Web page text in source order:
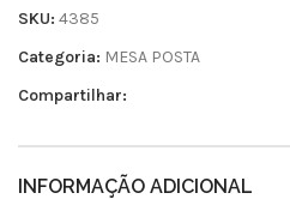
SKU: 4385
Categoria: MESA POSTA
Compartilhar:
INFORMAÇÃO ADICIONAL